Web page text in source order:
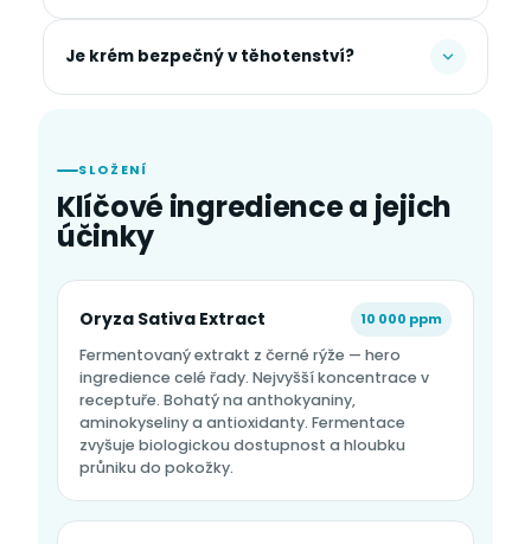
Je krém bezpečný v těhotenství?
SLOŽENÍ
Klíčové ingredience a jejich
účinky
Oryza Sativa Extract 10 000 ppm
Fermentovaný extrakt z černé rýže — hero
ingredience celé řady. Nejvyšší koncentrace v
receptuře. Bohatý na anthokyaniny,
aminokyseliny a antioxidanty. Fermentace
zvyšuje biologickou dostupnost a hloubku
průniku do pokožky.